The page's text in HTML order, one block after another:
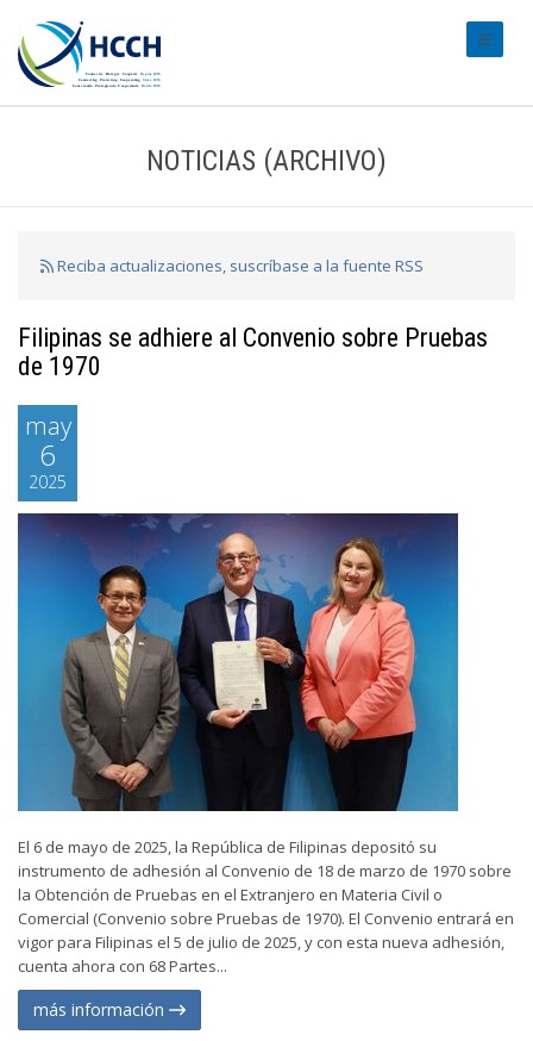
NOTICIAS (ARCHIVO)
Reciba actualizaciones, suscríbase a la fuente RSS
Filipinas se adhiere al Convenio sobre Pruebas
de 1970
may
6
2025
El 6 de mayo de 2025, la República de Filipinas depositó su
instrumento de adhesión al Convenio de 18 de marzo de 1970 sobre
la Obtención de Pruebas en el Extranjero en Materia Civil o
Comercial (Convenio sobre Pruebas de 1970). El Convenio entrará en
vigor para Filipinas el 5 de julio de 2025, y con esta nueva adhesión,
cuenta ahora con 68 Partes...
más información